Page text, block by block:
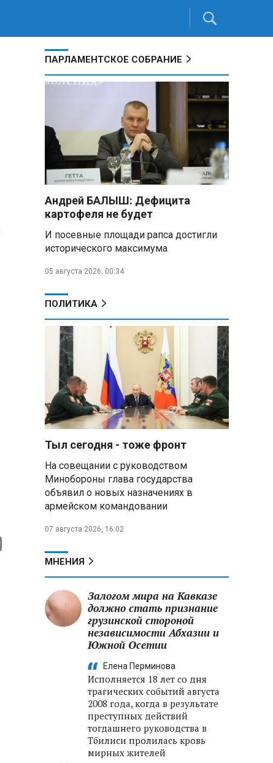
ПАРЛАМЕНТСКОЕ СОБРАНИЕ
Андрей БАЛЫШ: Дефицита
картофеля не будет
И посевные площади рапса достигли
исторического максимума
05 августа 2026, 00:34
ПОЛИТИКА
Тыл сегодня - тоже фронт
На совещании с руководством
Минобороны глава государства
объявил о новых назначениях в
армейском командовании
07 августа 2026, 16:02
МНЕНИЯ
Залогом мира на Кавказе
должно стать признание
грузинской стороной
независимости Абхазии и
Южной Осетии
Елена Перминова
Исполняется 18 лет со дня
трагических событий августа
2008 года, когда в результате
преступных действий
тогдашнего руководства в
Тбилиси пролилась кровь
мирных жителей